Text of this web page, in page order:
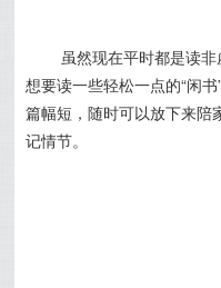
虽然现在平时都是读
想要读一些轻松一点的“闲
篇幅短，随时可以放下来陪
记情节。